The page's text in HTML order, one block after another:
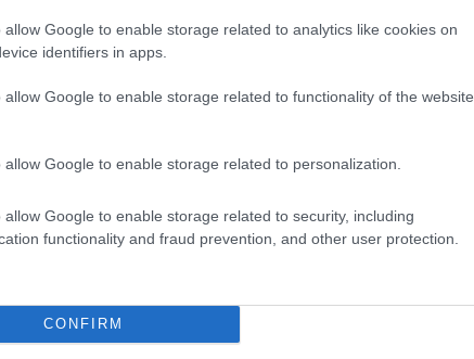
allow Google to enable storage related to analytics like cookies on
identifiers in apps.
allow Google to enable storage related to functionality of the website
allow Google to enable storage related to personalization.
allow Google to enable storage related to security, including
functionality and fraud prevention, and other user protection.
CONFIRM